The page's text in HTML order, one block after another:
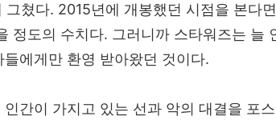
그쳤다. 2015년에 개봉했던 시점을 본다
정도의 수치다. 그러니까 스타워즈는 늘
들에게만 환영 받아왔던 것이다.
인간이 가지고 있는 선과 악의 대결을 포스